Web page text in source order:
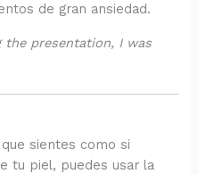
de gran ansiedad.
the presentation, I was
sientes como si
tu piel, puedes usar la